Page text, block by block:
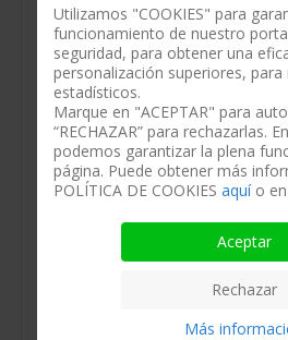
Utilizamos "COOKIES" para
funcionamiento de nuestro
seguridad, para obtener una
personalización superiores,
estadísticos.
Marque en "ACEPTAR" para
“RECHAZAR” para rechazarlas.
podemos garantizar la plena
página. Puede obtener más
POLÍTICA DE COOKIES aquío en
Aceptar
Rechazar
Más